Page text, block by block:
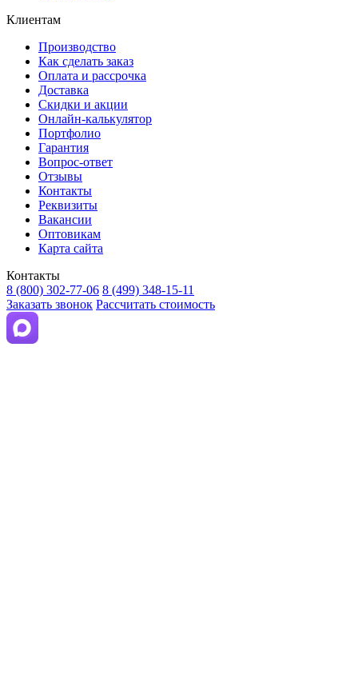
Клиентам
Производство
Как сделать заказ
Оплата и рассрочка
Доставка
Скидки и акции
Онлайн-калькулятор
Портфолио
Гарантия
Вопрос-ответ
Отзывы
Контакты
Реквизиты
Вакансии
Оптовикам
Карта сайта
Контакты
8 (800) 302-77-06 8 (499) 348-15-11
Заказать звонок Рассчитать стоимость